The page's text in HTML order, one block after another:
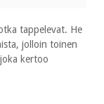
tappelevat. He
jolloin toinen
kertoo